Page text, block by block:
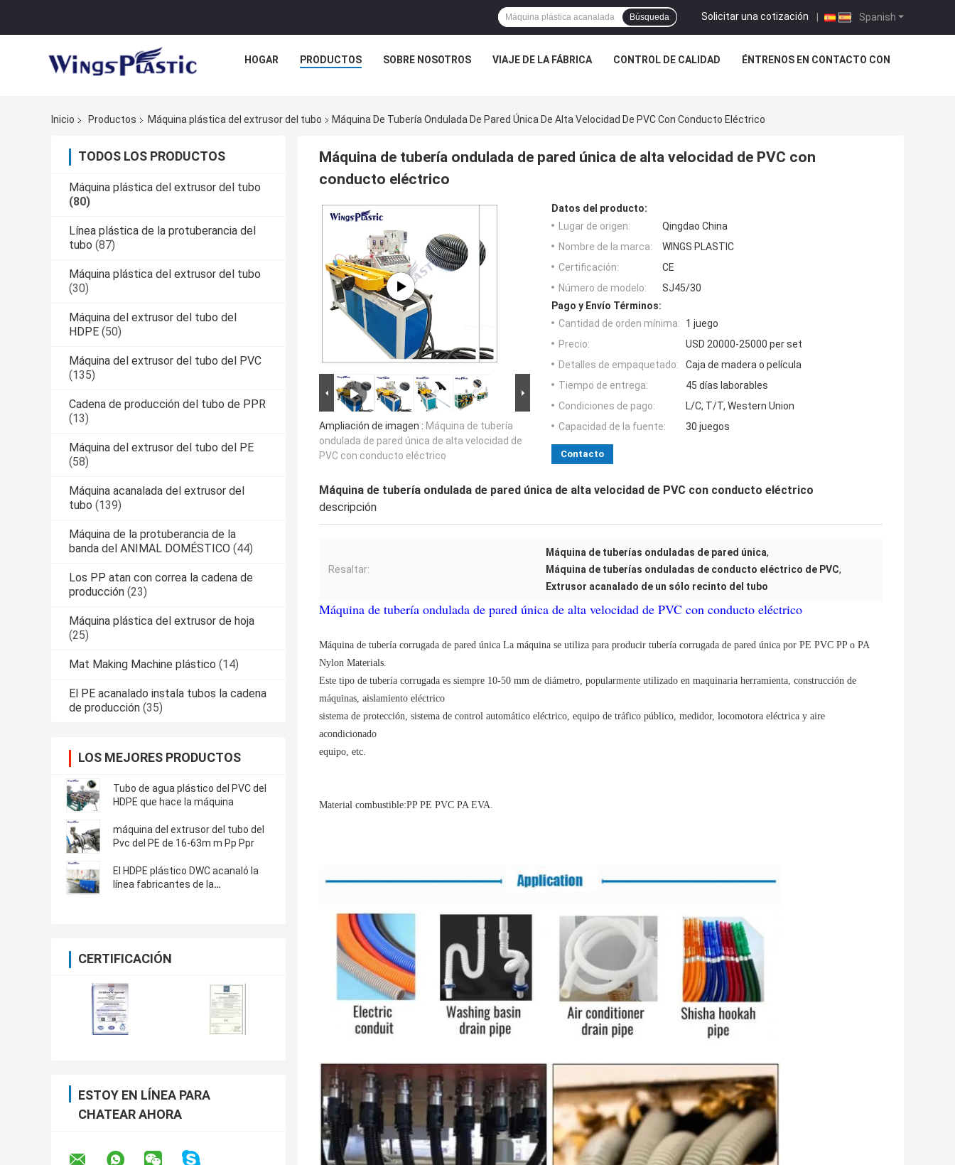
Spanish
Solicitar una cotización |
Búsqueda
HOGAR PRODUCTOS SOBRE NOSOTROS VIAJE DE LA FÁBRICA CONTROL DE CALIDAD ÉNTRENOS EN CONTACTO CON
Inicio Productos Máquina plástica del extrusor del tubo Máquina De Tubería Ondulada De Pared Única De Alta Velocidad De PVC Con Conducto Eléctrico
TODOS LOS PRODUCTOS
Máquina plástica del extrusor del tubo
(80)
Línea plástica de la protuberancia del
tubo (87)
Máquina plástica del extrusor del tubo
(30)
Máquina del extrusor del tubo del
HDPE (50)
Máquina del extrusor del tubo del PVC
(135)
Cadena de producción del tubo de PPR
(13)
Máquina del extrusor del tubo del PE
(58)
Máquina acanalada del extrusor del
tubo (139)
Máquina de la protuberancia de la
banda del ANIMAL DOMÉSTICO (44)
Los PP atan con correa la cadena de
producción (23)
Máquina plástica del extrusor de hoja
(25)
Mat Making Machine plástico (14)
El PE acanalado instala tubos la cadena
de producción (35)
LOS MEJORES PRODUCTOS
Tubo de agua plástico del PVC del
HDPE que hace la máquina
máquina del extrusor del tubo del
Pvc del PE de 16-63m m Pp Ppr
El HDPE plástico DWC acanaló la
línea fabricantes de la
CERTIFICACIÓN
ESTOY EN LÍNEA PARA
CHATEAR AHORA
Máquina de tubería ondulada de pared única de alta velocidad de PVC con
conducto eléctrico
Ampliación de imagen : Máquina de tubería
ondulada de pared única de alta velocidad de
PVC con conducto eléctrico
Datos del producto:
Lugar de origen:
Qingdao China
Nombre de la marca:
WINGS PLASTIC
Certificación:
CE
Número de modelo:
SJ45/30
Pago y Envío Términos:
Cantidad de orden mínima:
1 juego
Precio:
USD 20000-25000 per set
Detalles de empaquetado:
Caja de madera o película
Tiempo de entrega:
45 días laborables
Condiciones de pago:
L/C, T/T, Western Union
Capacidad de la fuente:
30 juegos
Contacto
Máquina de tubería ondulada de pared única de alta velocidad de PVC con conducto eléctrico
descripción
Resaltar:
Máquina de tuberías onduladas de pared única,
Máquina de tuberías onduladas de conducto eléctrico de PVC,
Extrusor acanalado de un sólo recinto del tubo
Máquina de tubería ondulada de pared única de alta velocidad de PVC con conducto eléctrico
Máquina de tubería corrugada de pared única La máquina se utiliza para producir tubería corrugada de pared única por PE PVC PP o PA
Nylon Materials.
Este tipo de tubería corrugada es siempre 10-50 mm de diámetro, popularmente utilizado en maquinaria herramienta, construcción de
máquinas, aislamiento eléctrico
sistema de protección, sistema de control automático eléctrico, equipo de tráfico público, medidor, locomotora eléctrica y aire
acondicionado
equipo, etc.
Material combustible:PP PE PVC PA EVA.